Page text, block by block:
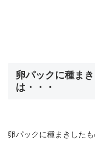
卵パックに種ま
は・・・
卵パックに種まきした